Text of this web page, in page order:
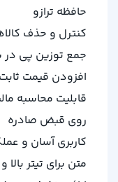
حافظه ترازو
کنترل و حذف
جمع توزین پی در
افزودن قیمت ثابت
قابلیت محاسبه
روی قبض صادره
کاربری آسان و
متن برای تیتر